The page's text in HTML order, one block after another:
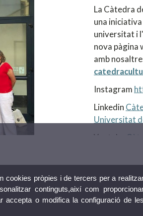
La Càtedra
una
universitat i
nova pàgina
amb
Instagram
Linkedin
Universitat
Youtube
cookies pròpies i de tercers per a
continguts,així com
accepta o modifica la configuració de les